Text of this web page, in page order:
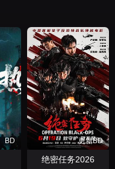
BD 更新BD
绝密任务2026